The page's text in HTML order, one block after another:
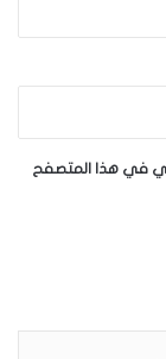
في هذا المتصفح